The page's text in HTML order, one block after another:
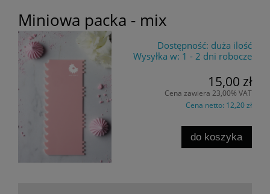
Miniowa packa - mix
Dostępność: duża ilość
Wysyłka w: 1 - 2 dni robocze
15,00 zł
Cena zawiera 23,00% VAT
Cena netto: 12,20 zł
do koszyka